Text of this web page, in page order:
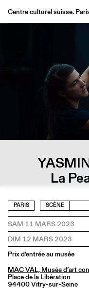
Centre culturel suisse.
Médiathèque
FR/EN
La
PARIS SCÈNE
SAM 11 MARS 2023
DIM 12 MARS 2023
Prix d’entrée au musée
MAC VAL, Musée d’art
Place de la Libération
94400 Vitry-sur-Seine